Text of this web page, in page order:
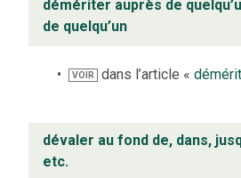
démériter auprès de
de quelqu’un
VOIR dans l’article «
dévaler au fond de, dans,
etc.